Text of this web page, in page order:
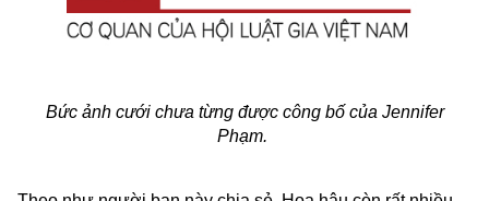
Bức ảnh cưới chưa từng được công bố của Jennifer
Phạm.